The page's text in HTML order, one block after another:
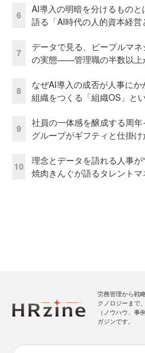
6
AI導入の明暗を分けるもの
語る「AI時代の人的資本経営
7
データで見る、ピープルマ
の実態——管理職の半数以上
8
なぜAI導入の成否が人事に
組織をつくる「組織OS」と
9
社員の一体感を醸成する周
グループがギフティと仕掛
10
理念とデータを語れる人事
焼肉きんぐが語るタレント
労務管理から戦
クノロジーまで
（ノウハウ、事
ガジンです。